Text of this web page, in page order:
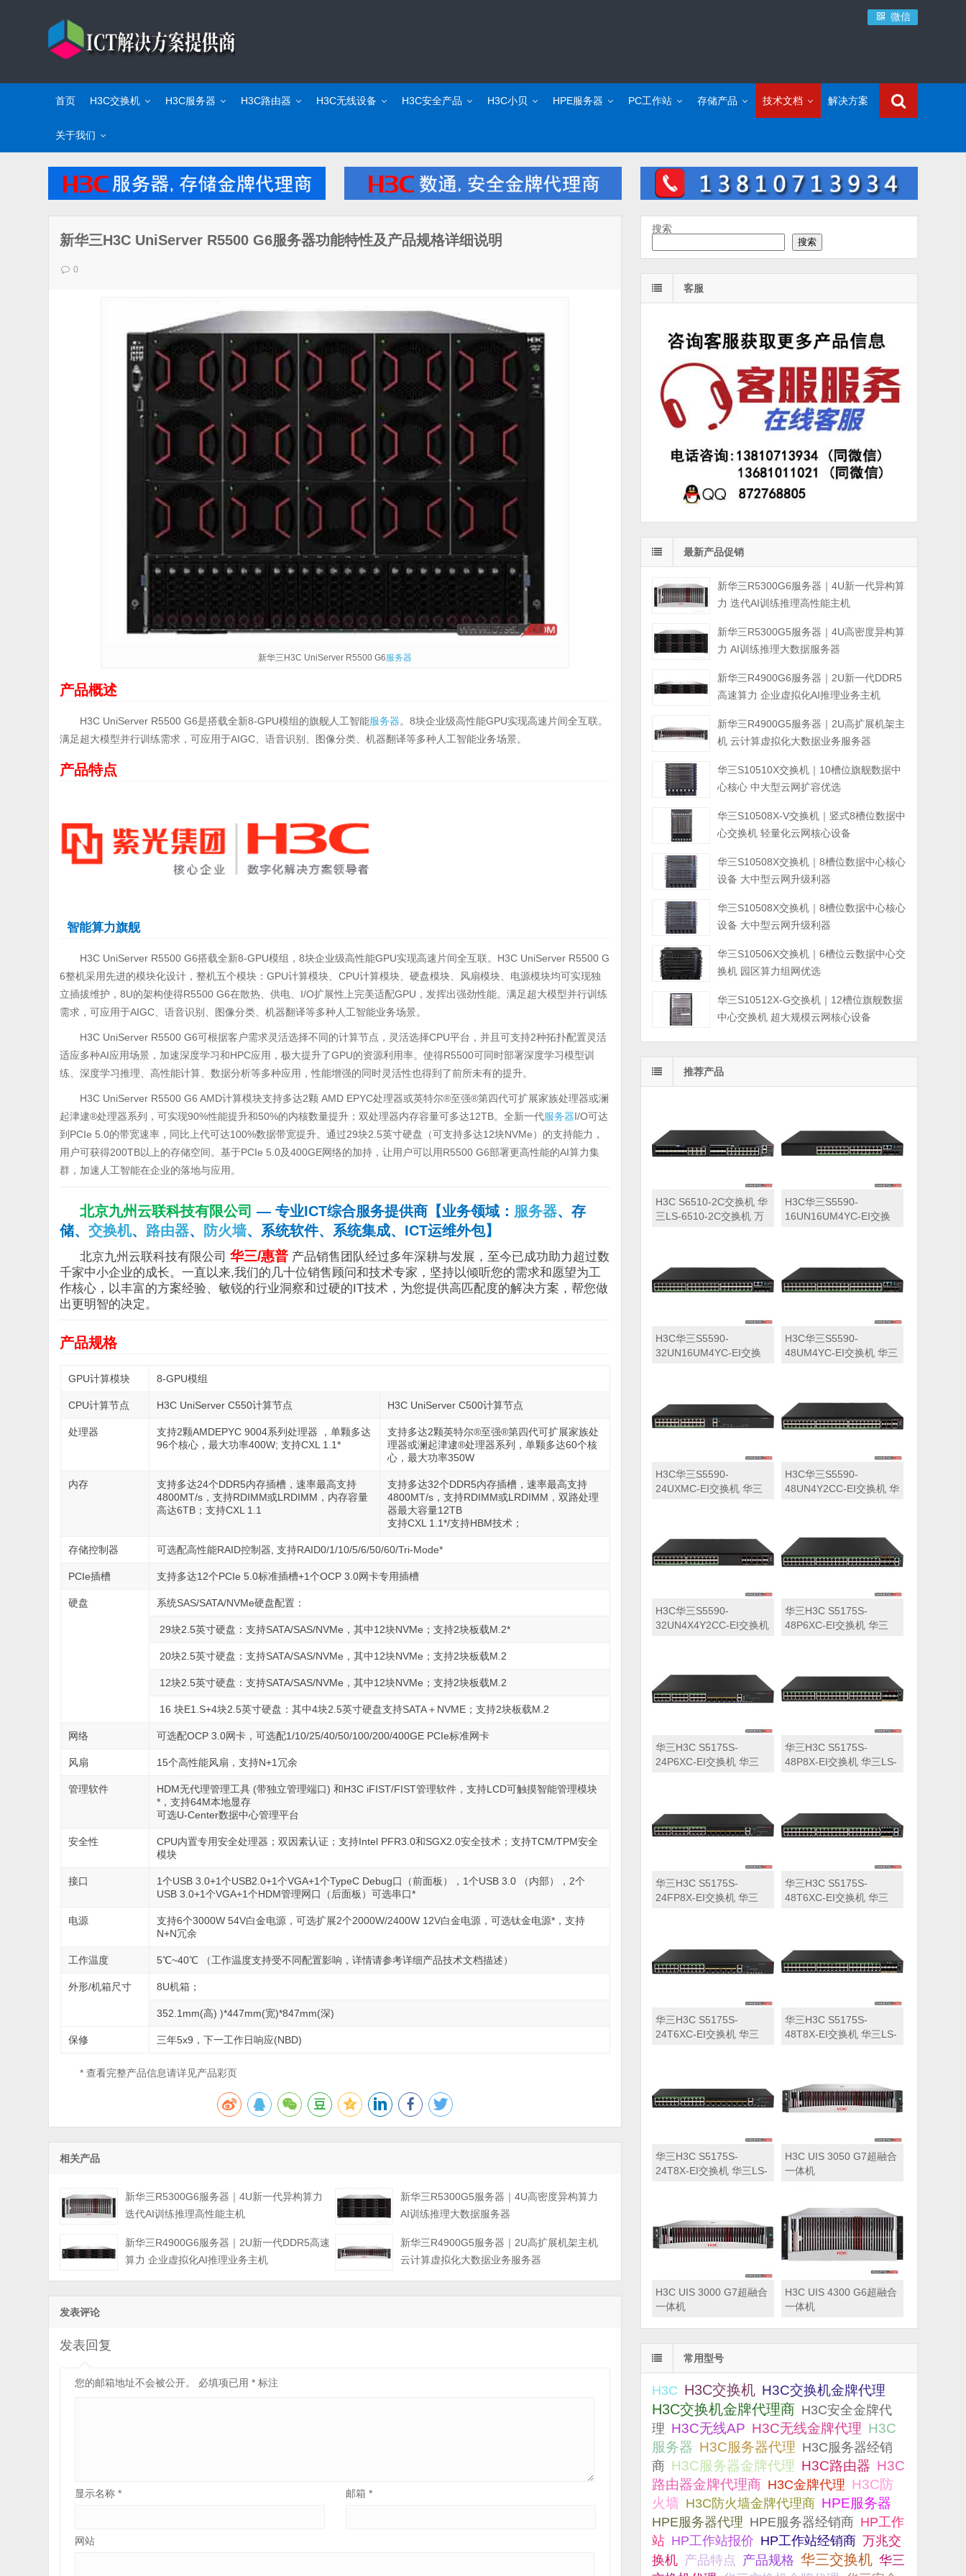
微信
首页 H3C交换机 H3C服务器 H3C路由器 H3C无线设备 H3C安全产品 H3C小贝 HPE服务器 PC工作站 存储产品 技术文档 解决方案
关于我们
新华三H3C UniServer R5500 G6服务器功能特性及产品规格详细说明
0
新华三H3C UniServer R5500 G6服务器
产品概述
H3C UniServer R5500 G6是搭载全新8-GPU模组的旗舰人工智能服务器。8块企业级高性能GPU实现高速片间全互联。
满足超大模型并行训练需求，可应用于AIGC、语音识别、图像分类、机器翻译等多种人工智能业务场景。
产品特点
智能算力旗舰
H3C UniServer R5500 G6搭载全新8-GPU模组，8块企业级高性能GPU实现高速片间全互联。H3C UniServer R5500 G
6整机采用先进的模块化设计，整机五个模块：GPU计算模块、CPU计算模块、硬盘模块、风扇模块、电源模块均可实现独
立插拔维护，8U的架构使得R5500 G6在散热、供电、I/O扩展性上完美适配GPU，发挥出强劲性能。满足超大模型并行训练
需求，可应用于AIGC、语音识别、图像分类、机器翻译等多种人工智能业务场景。
H3C UniServer R5500 G6可根据客户需求灵活选择不同的计算节点，灵活选择CPU平台，并且可支持2种拓扑配置灵活
适应多种AI应用场景，加速深度学习和HPC应用，极大提升了GPU的资源利用率。使得R5500可同时部署深度学习模型训
练、深度学习推理、高性能计算、数据分析等多种应用，性能增强的同时灵活性也得到了前所未有的提升。
H3C UniServer R5500 G6 AMD计算模块支持多达2颗 AMD EPYC处理器或英特尔®至强®第四代可扩展家族处理器或澜
起津逮®处理器系列，可实现90%性能提升和50%的内核数量提升；双处理器内存容量可多达12TB。全新一代服务器I/O可达
到PCIe 5.0的带宽速率，同比上代可达100%数据带宽提升。通过29块2.5英寸硬盘（可支持多达12块NVMe）的支持能力，
用户可获得200TB以上的存储空间。基于PCIe 5.0及400GE网络的加持，让用户可以用R5500 G6部署更高性能的AI算力集
群，加速人工智能在企业的落地与应用。
北京九州云联科技有限公司—专业ICT综合服务提供商 【业务领域： 服务器、存
储、交换机、 路由器、 防火墙、系统软件、系统集成、ICT运维外包】
北京九州云联科技有限公司 华三/惠普 产品销售团队经过多年深耕与发展，至今已成功助力超过数
千家中小企业的成长。一直以来,我们的几十位销售顾问和技术专家，坚持以倾听您的需求和愿望为工
作核心，以丰富的方案经验、敏锐的行业洞察和过硬的IT技术，为您提供高匹配度的解决方案，帮您做
出更明智的决定。
产品规格
GPU计算模块 8-GPU模组
CPU计算节点 H3C UniServer C550计算节点 H3C UniServer C500计算节点
处理器
支持2颗AMDEPYC 9004系列处理器 ，单颗多达
96个核心，最大功率400W; 支持CXL 1.1*
支持多达2颗英特尔®至强®第四代可扩展家族处
理器或澜起津逮®处理器系列，单颗多达60个核
心，最大功率350W
内存
支持多达24个DDR5内存插槽，速率最高支持
4800MT/s，支持RDIMM或LRDIMM，内存容量
高达6TB；支持CXL 1.1
支持多达32个DDR5内存插槽，速率最高支持
4800MT/s，支持RDIMM或LRDIMM，双路处理
器最大容量12TB
支持CXL 1.1*/支持HBM技术；
存储控制器 可选配高性能RAID控制器, 支持RAID0/1/10/5/6/50/60/Tri-Mode*
PCIe插槽 支持多达12个PCIe 5.0标准插槽+1个OCP 3.0网卡专用插槽
硬盘 系统SAS/SATA/NVMe硬盘配置：
29块2.5英寸硬盘：支持SATA/SAS/NVMe，其中12块NVMe；支持2块板载M.2*
20块2.5英寸硬盘：支持SATA/SAS/NVMe，其中12块NVMe；支持2块板载M.2
12块2.5英寸硬盘：支持SATA/SAS/NVMe，其中12块NVMe；支持2块板载M.2
16 块E1.S+4块2.5英寸硬盘：其中4块2.5英寸硬盘支持SATA＋NVME；支持2块板载M.2
网络 可选配OCP 3.0网卡，可选配1/10/25/40/50/100/200/400GE PCIe标准网卡
风扇 15个高性能风扇，支持N+1冗余
管理软件
HDM无代理管理工具 (带独立管理端口) 和H3C iFIST/FIST管理软件，支持LCD可触摸智能管理模块
*，支持64M本地显存
可选U-Center数据中心管理平台
安全性
CPU内置专用安全处理器；双因素认证；支持Intel PFR3.0和SGX2.0安全技术；支持TCM/TPM安全
模块
接口
1个USB 3.0+1个USB2.0+1个VGA+1个TypeC Debug口（前面板），1个USB 3.0 （内部），2个
USB 3.0+1个VGA+1个HDM管理网口（后面板）可选串口*
电源
支持6个3000W 54V白金电源，可选扩展2个2000W/2400W 12V白金电源，可选钛金电源*，支持
N+N冗余
工作温度 5℃~40℃ （工作温度支持受不同配置影响，详情请参考详细产品技术文档描述）
外形/机箱尺寸 8U机箱；
352.1mm(高) )*447mm(宽)*847mm(深)
保修 三年5x9，下一工作日响应(NBD)
* 查看完整产品信息请详见产品彩页
相关产品
新华三R5300G6服务器｜4U新一代异构算力
迭代AI训练推理高性能主机
新华三R5300G5服务器｜4U高密度异构算力
AI训练推理大数据服务器
新华三R4900G6服务器｜2U新一代DDR5高速
算力 企业虚拟化AI推理业务主机
新华三R4900G5服务器｜2U高扩展机架主机
云计算虚拟化大数据业务服务器
发表评论
发表回复
您的邮箱地址不会被公开。 必填项已用* 标注
显示名称* 邮箱 *
网站
搜索
搜索
客服
最新产品促销
新华三R5300G6服务器｜4U新一代异构算
力 迭代AI训练推理高性能主机
新华三R5300G5服务器｜4U高密度异构算
力 AI训练推理大数据服务器
新华三R4900G6服务器｜2U新一代DDR5
高速算力 企业虚拟化AI推理业务主机
新华三R4900G5服务器｜2U高扩展机架主
机 云计算虚拟化大数据业务服务器
华三S10510X交换机｜10槽位旗舰数据中
心核心 中大型云网扩容优选
华三S10508X-V交换机｜竖式8槽位数据中
心交换机 轻量化云网核心设备
华三S10508X交换机｜8槽位数据中心核心
设备 大中型云网升级利器
华三S10508X交换机｜8槽位数据中心核心
设备 大中型云网升级利器
华三S10506X交换机｜6槽位云数据中心交
换机 园区算力组网优选
华三S10512X-G交换机｜12槽位旗舰数据
中心交换机 超大规模云网核心设备
推荐产品
H3C S6510-2C交换机 华
三LS-6510-2C交换机 万
H3C华三S5590-
16UN16UM4YC-EI交换
H3C华三S5590-
32UN16UM4YC-EI交换
H3C华三S5590-
48UM4YC-EI交换机 华三
H3C华三S5590-
24UXMC-EI交换机 华三
H3C华三S5590-
48UN4Y2CC-EI交换机 华
H3C华三S5590-
32UN4X4Y2CC-EI交换机
华三H3C S5175S-
48P6XC-EI交换机 华三
华三H3C S5175S-
24P6XC-EI交换机 华三
华三H3C S5175S-
48P8X-EI交换机 华三LS-
华三H3C S5175S-
24FP8X-EI交换机 华三
华三H3C S5175S-
48T6XC-EI交换机 华三
华三H3C S5175S-
24T6XC-EI交换机 华三
华三H3C S5175S-
48T8X-EI交换机 华三LS-
华三H3C S5175S-
24T8X-EI交换机 华三LS-
H3C UIS 3050 G7超融合
一体机
H3C UIS 3000 G7超融合
一体机
H3C UIS 4300 G6超融合
一体机
常用型号
H3C H3C交换机 H3C交换机金牌代理
H3C交换机金牌代理商 H3C安全金牌代
理 H3C无线AP H3C无线金牌代理 H3C
服务器 H3C服务器代理 H3C服务器经销
商 H3C服务器金牌代理 H3C路由器 H3C
路由器金牌代理商 H3C金牌代理 H3C防
火墙 H3C防火墙金牌代理商 HPE服务器
HPE服务器代理 HPE服务器经销商 HP工作
站 HP工作站报价 HP工作站经销商 万兆交
换机 产品特点 产品规格 华三交换机 华三